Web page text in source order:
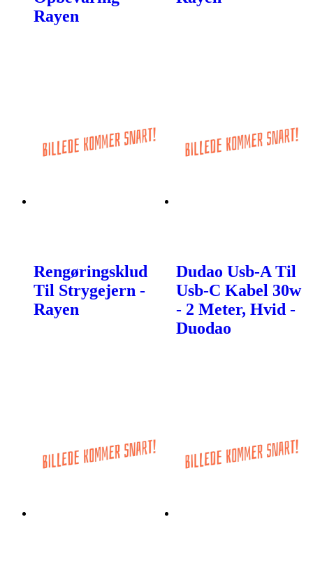
Rayen
Rengøringsklud
Til Strygejern -
Rayen
Dudao Usb-A Til
Usb-C Kabel 30w
- 2 Meter, Hvid -
Duodao